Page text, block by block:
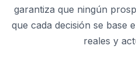
garantiza que ningún
que cada decisión se base
reales y